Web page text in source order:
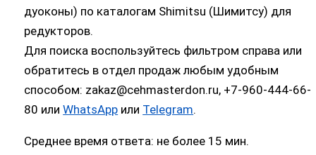
дуоконы) по каталогам Shimitsu (Шимитсу) для
редукторов.
Для поиска воспользуйтесь фильтром справа или
обратитесь в отдел продаж любым удобным
способом: zakaz@cehmasterdon.ru, +7-960-444-66-
80 илиWhatsApp или Telegram.
Среднее время ответа: не более 15 мин.